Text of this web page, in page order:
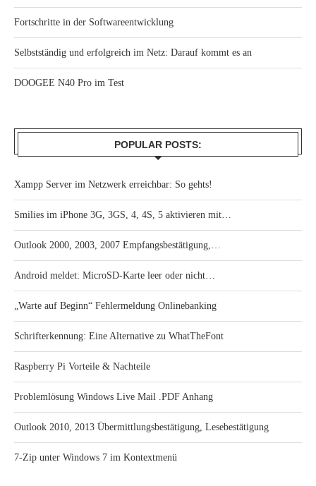
Fortschritte in der Softwareentwicklung
Selbstständig und erfolgreich im Netz: Darauf kommt es an
DOOGEE N40 Pro im Test
POPULAR POSTS:
Xampp Server im Netzwerk erreichbar: So gehts!
Smilies im iPhone 3G, 3GS, 4, 4S, 5 aktivieren mit…
Outlook 2000, 2003, 2007 Empfangsbestätigung,…
Android meldet: MicroSD-Karte leer oder nicht…
„Warte auf Beginn“ Fehlermeldung Onlinebanking
Schrifterkennung: Eine Alternative zu WhatTheFont
Raspberry Pi Vorteile & Nachteile
Problemlösung Windows Live Mail .PDF Anhang
Outlook 2010, 2013 Übermittlungsbestätigung, Lesebestätigung
7-Zip unter Windows 7 im Kontextmenü